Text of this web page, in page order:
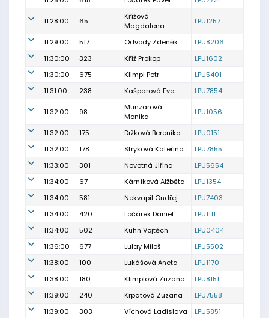
11:28:00 65
Křížová
Magdalena
LPU1257
11:29:00 517 Odvody Zdeněk
LPU8206
11:30:00
323 Kříž Prokop
LPU1602
11:30:00
675 Klimpl Petr
LPU5401
11:31:00
238 Kašparová Eva LPU7854
11:32:00 98
Munzarová
Monika
LPU1056
11:32:00 175 Držková Berenika
LPU0151
11:32:00
178 Stryková Kateřina
LPU7855
11:33:00
301 Novotná Jiřina
LPU5654
11:34:00
67 Kárníková Alžběta
LPU1354
11:34:00
581 Nekvapil Ondřej
LPU7403
11:34:00
420 Ločárek Daniel
LPU1111
11:34:00
502 Kuhn Vojtěch
LPU0404
11:36:00
677 Lulay Miloš
LPU5502
11:38:00
100 Lukášová Aneta
LPU1170
11:38:00
180 Klimplová Zuzana
LPU8151
11:39:00
240 Krpatová Zuzana
LPU7558
11:39:00
303 Víchová Ladislava
LPU5851